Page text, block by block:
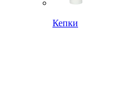
Кепки